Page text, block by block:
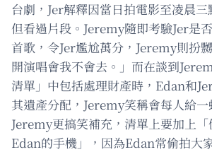
台劇，Jer解釋因當日拍電影至凌晨三
但看過片段。Jeremy隨即考驗Jer是
首歌，令Jer尷尬萬分，Jeremy則扮
開演唱會我不會去。」而在談到
清單」中包括處理財產時，Edan和
其遺產分配，Jeremy笑稱會每人給一
Jeremy更搞笑補充，清單上要加上
Edan的手機」，因為Edan常偷拍大